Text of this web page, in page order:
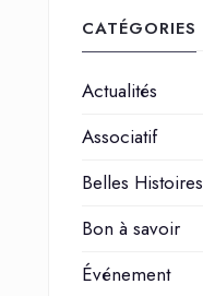
CATÉGORIES
Actualités
Associatif
Belles Histoires
Bon à savoir
Événement